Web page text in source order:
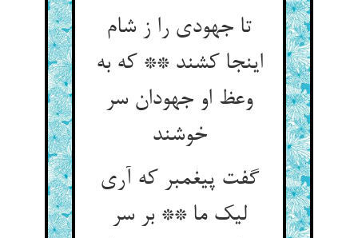
تا جهودی را ز شام
اینجا کشند ** که به
وعظ او جهودان سر
خوشند
گفت پیغمبر که آری
لیک ما ** بر سر